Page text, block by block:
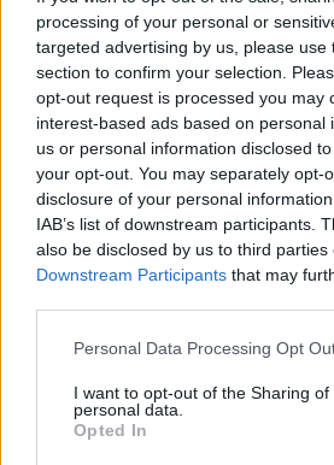
processing of your personal or
targeted advertising by us, please use
section to confirm your selection.
opt-out request is processed you may
interest-based ads based on personal
us or personal information disclosed
your opt-out. You may separately opt-
disclosure of your personal
IAB’s list of downstream participants.
also be disclosed by us to third parties
Downstream Participants that may
Personal Data Processing Opt
I want to opt-out of the Sharing of
personal data.
Opted In
AVOPOLIS.NEWS TEAM ΣΕΠ 13,2010
Ο Robbie Williams
αυτοβιογραφία του.
ΌΛΓΑ ΣΚΟΎΡΤΗ ΣΕΠ 13,2010
Οι Rolling Stones
AVOPOLIS.NEWS TEAM ΣΕΠ 13,2010
O drummer των Dream
από την μπάντα.